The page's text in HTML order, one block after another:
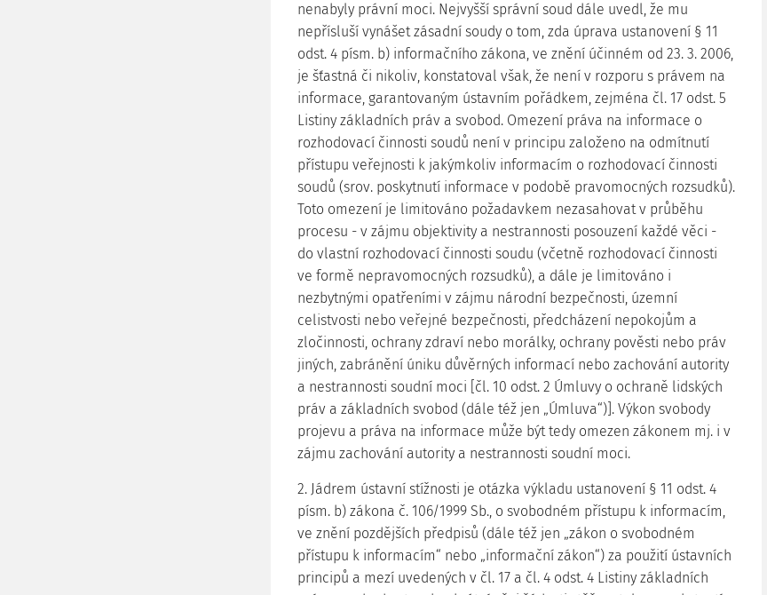
nenabyly právní moci. Nejvyšší správní soud dále uvedl, že mu
nepřísluší vynášet zásadní soudy o tom, zda úprava ustanovení § 11
odst. 4 písm. b) informačního zákona, ve znění účinném od 23. 3. 2006,
je šťastná či nikoliv, konstatoval však, že není v rozporu s právem na
informace, garantovaným ústavním pořádkem, zejména čl. 17 odst. 5
Listiny základních práv a svobod. Omezení práva na informace o
rozhodovací činnosti soudů není v principu založeno na odmítnutí
přístupu veřejnosti k jakýmkoliv informacím o rozhodovací činnosti
soudů (srov. poskytnutí informace v podobě pravomocných rozsudků).
Toto omezení je limitováno požadavkem nezasahovat v průběhu
procesu - v zájmu objektivity a nestrannosti posouzení každé věci -
do vlastní rozhodovací činnosti soudu (včetně rozhodovací činnosti
ve formě nepravomocných rozsudků), a dále je limitováno i
nezbytnými opatřeními v zájmu národní bezpečnosti, územní
celistvosti nebo veřejné bezpečnosti, předcházení nepokojům a
zločinnosti, ochrany zdraví nebo morálky, ochrany pověsti nebo práv
jiných, zabránění úniku důvěrných informací nebo zachování autority
a nestrannosti soudní moci [čl. 10 odst. 2 Úmluvy o ochraně lidských
práv a základních svobod (dále též jen „Úmluva“)]. Výkon svobody
projevu a práva na informace může být tedy omezen zákonem mj. i v
zájmu zachování autority a nestrannosti soudní moci.
2. Jádrem ústavní stížnosti je otázka výkladu ustanovení § 11 odst. 4
písm. b) zákona č. 106/1999 Sb., o svobodném přístupu k informacím,
ve znění pozdějších předpisů (dále též jen „zákon o svobodném
přístupu k informacím“ nebo „informační zákon“) za použití ústavních
principů a mezí uvedených v čl. 17 a čl. 4 odst. 4 Listiny základních